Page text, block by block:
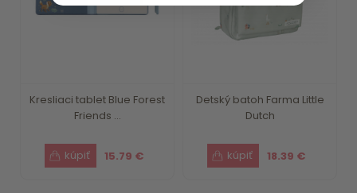
Kresliaci tablet Blue Forest
Friends ...
15.79 €
Detský batoh Farma Little
Dutch
18.39 €